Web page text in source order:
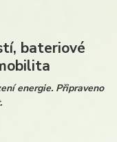
bateriové
energie. Připraveno